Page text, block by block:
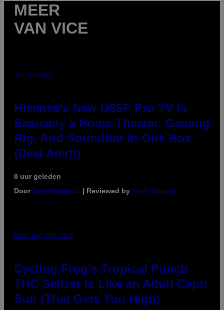
MEER
VAN VICE
VIA HISENSE
Hisense’s New U6SF Pro TV Is
Basically a Home Theater, Gaming
Rig, And Soundbar In One Box
(Deal Alert!)
8 uur geleden
DoorSam Watanuki | Reviewed by Ysolt Usigan
MAHA HAQ FOR VICE
Cycling Frog’s Tropical Punch
THC Seltzer Is Like an Adult Capri
Sun (That Gets You High)